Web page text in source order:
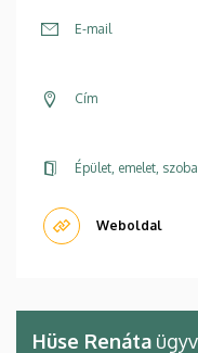
E-mail
Cím
Épület, emelet,
Weboldal
Hüse Renáta